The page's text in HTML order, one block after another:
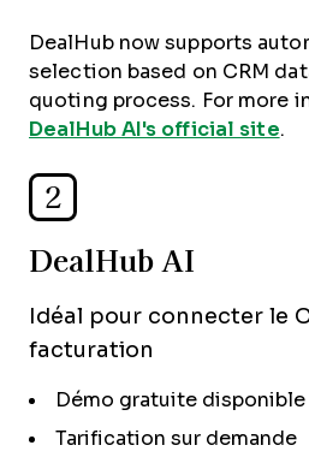
2
DealHub AI
Idéal pour connecter le
facturation
Démo gratuite disponible
Tarification sur demande
DealHub now supports
selection based on CRM
quoting process. For more
DealHub AI's official site.